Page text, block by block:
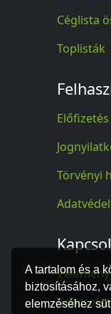
A tartalom és a
biztosításához,
elemzéséhez
Céglista
Toplisták
Törvényi
Vélemény
Kapcsolat